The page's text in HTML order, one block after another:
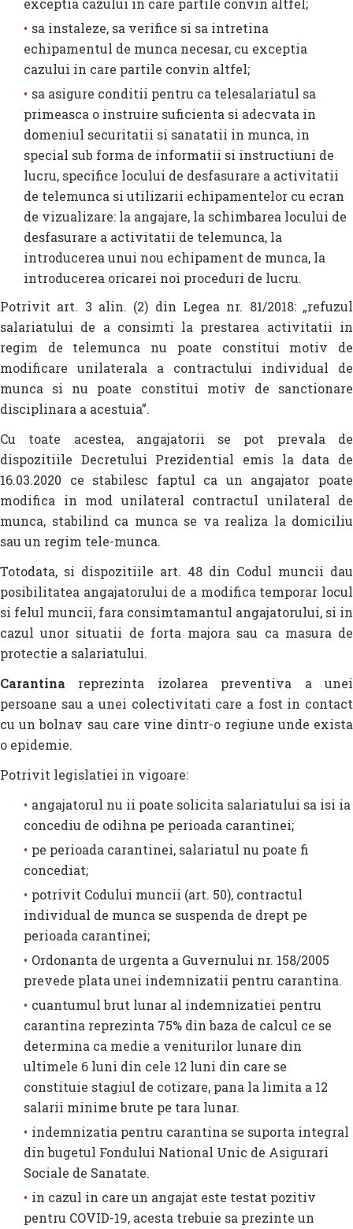
exceptia cazului in care partile convin altfel;
sa instaleze, sa verifice si sa intretina
echipamentul de munca necesar, cu exceptia
cazului in care partile convin altfel;
sa asigure conditii pentru ca telesalariatul sa
primeasca o instruire suficienta si adecvata in
domeniul securitatii si sanatatii in munca, in
special sub forma de informatii si instructiuni de
lucru, specifice locului de desfasurare a activitatii
de telemunca si utilizarii echipamentelor cu ecran
de vizualizare: la angajare, la schimbarea locului de
desfasurare a activitatii de telemunca, la
introducerea unui nou echipament de munca, la
introducerea oricarei noi proceduri de lucru.
Potrivit art. 3 alin. (2) din Legea nr. 81/2018: „refuzul
salariatului de a consimti la prestarea activitatii in
regim de telemunca nu poate constitui motiv de
modificare unilaterala a contractului individual de
munca si nu poate constitui motiv de sanctionare
disciplinara a acestuia”.
Cu toate acestea, angajatorii se pot prevala de
dispozitiile Decretului Prezidential emis la data de
16.03.2020 ce stabilesc faptul ca un angajator poate
modifica in mod unilateral contractul unilateral de
munca, stabilind ca munca se va realiza la domiciliu
sau un regim tele-munca.
Totodata, si dispozitiile art. 48 din Codul muncii dau
posibilitatea angajatorului de a modifica temporar locul
si felul muncii, fara consimtamantul angajatorului, si in
cazul unor situatii de forta majora sau ca masura de
protectie a salariatului.
Carantina reprezinta izolarea preventiva a unei
persoane sau a unei colectivitati care a fost in contact
cu un bolnav sau care vine dintr-o regiune unde exista
o epidemie.
Potrivit legislatiei in vigoare:
angajatorul nu ii poate solicita salariatului sa isi ia
concediu de odihna pe perioada carantinei;
pe perioada carantinei, salariatul nu poate fi
concediat;
potrivit Codului muncii (art. 50), contractul
individual de munca se suspenda de drept pe
perioada carantinei;
Ordonanta de urgenta a Guvernului nr. 158/2005
prevede plata unei indemnizatii pentru carantina.
cuantumul brut lunar al indemnizatiei pentru
carantina reprezinta 75% din baza de calcul ce se
determina ca medie a veniturilor lunare din
ultimele 6 luni din cele 12 luni din care se
constituie stagiul de cotizare, pana la limita a 12
salarii minime brute pe tara lunar.
indemnizatia pentru carantina se suporta integral
din bugetul Fondului National Unic de Asigurari
Sociale de Sanatate.
in cazul in care un angajat este testat pozitiv
pentru COVID-19, acesta trebuie sa prezinte un